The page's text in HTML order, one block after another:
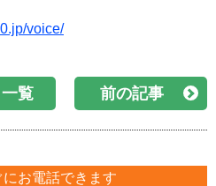
voice/
一覧 前の記事
お電話できます